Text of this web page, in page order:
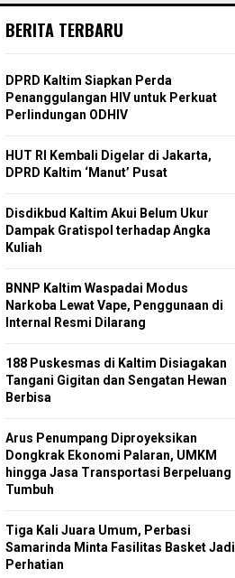
BERITA TERBARU
DPRD Kaltim Siapkan Perda
Penanggulangan HIV untuk Perkuat
Perlindungan ODHIV
HUT RI Kembali Digelar di Jakarta,
DPRD Kaltim ‘Manut’ Pusat
Disdikbud Kaltim Akui Belum Ukur
Dampak Gratispol terhadap Angka
Kuliah
BNNP Kaltim Waspadai Modus
Narkoba Lewat Vape, Penggunaan di
Internal Resmi Dilarang
188 Puskesmas di Kaltim Disiagakan
Tangani Gigitan dan Sengatan Hewan
Berbisa
Arus Penumpang Diproyeksikan
Dongkrak Ekonomi Palaran, UMKM
hingga Jasa Transportasi Berpeluang
Tumbuh
Tiga Kali Juara Umum, Perbasi
Samarinda Minta Fasilitas Basket Jadi
Perhatian